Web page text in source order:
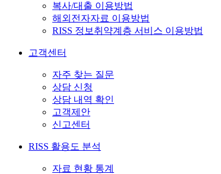
복사/대출 이용방법
해외전자자료 이용방법
RISS 정보취약계층 서비스 이용방법
고객센터
자주 찾는 질문
상담 신청
상담 내역 확인
고객제안
신고센터
RISS 활용도 분석
자료 현황 통계